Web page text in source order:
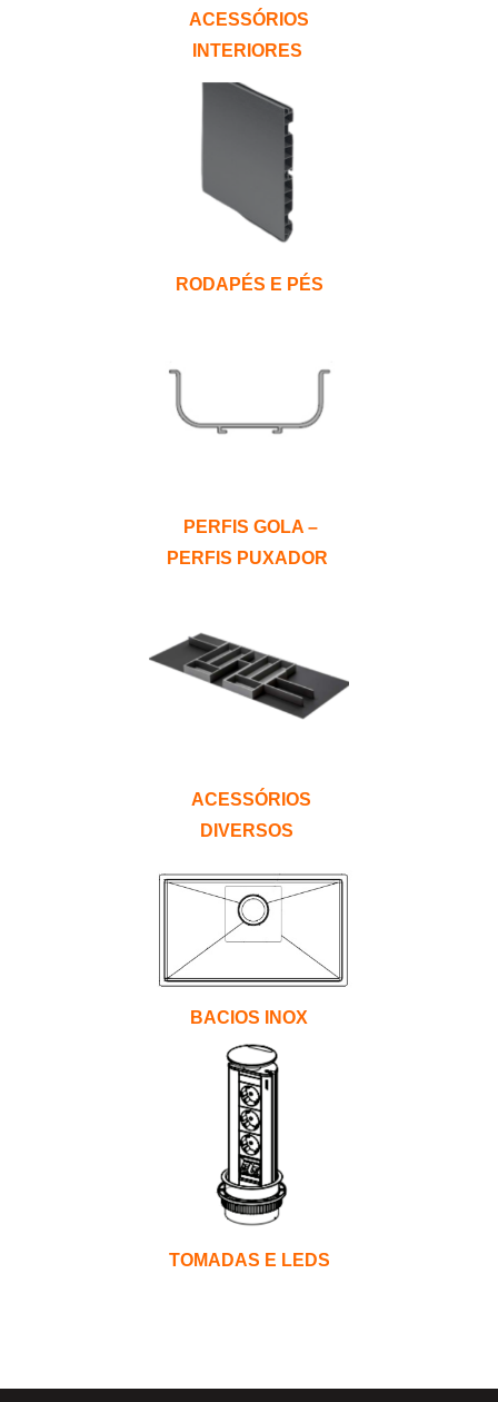
ACESSÓRIOS
INTERIORES
RODAPÉS E PÉS
PERFIS GOLA –
PERFIS PUXADOR
ACESSÓRIOS
DIVERSOS
BACIOS INOX
TOMADAS E LEDS